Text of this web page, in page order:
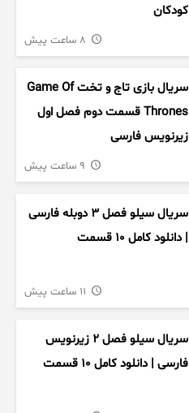
کودکان
سریال بازی تاج و تخت Game Of
Thrones قسمت دوم فصل اول
زیرنویس فارسی
سریال سیلو فصل ۳ دوبله فارسی
| دانلود کامل ۱۰ قسمت
سریال سیلو فصل ۲ زیرنویس
فارسی | دانلود کامل ۱۰ قسمت